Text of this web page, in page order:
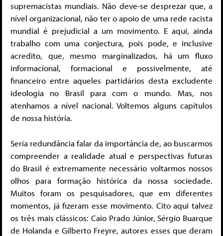
supremacistas mundiais. Não deve-se desprezar que, a
nível organizacional, não ter o apoio de uma rede racista
mundial é prejudicial a um movimento. E aqui, ainda
trabalho com uma conjectura, pois pode, e inclusive
acredito, que, mesmo marginalizados, há um fluxo
informacional, formacional e possivelmente, até
financeiro entre aqueles partidários desta excludente
ideologia no Brasil para com o mundo. Mas, nos
atenhamos a nível nacional. Voltemos alguns capítulos
de nossa história.
Seria redundância falar da importância de, ao buscarmos
compreender a realidade atual e perspectivas futuras
do Brasil é extremamente necessário voltarmos nossos
olhos para formação histórica da nossa sociedade.
Muitos foram os pesquisadores, que em diferentes
momentos, já fizeram esse movimento. Cito aqui talvez
os três mais clássicos: Caio Prado Júnior, Sérgio Buarque
de Holanda e Gilberto Freyre, autores esses que deram